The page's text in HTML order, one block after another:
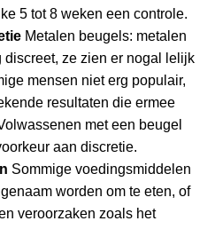
5 tot 8 weken een controle.
Metalen beugels: metalen
discreet, ze zien er nogal lelijk
mensen niet erg populair,
resultaten die ermee
met een beugel
aan discretie.
Sommige voedingsmiddelen
worden om te eten, of
veroorzaken zoals het